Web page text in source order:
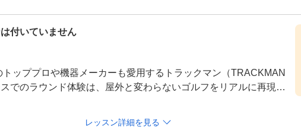
する。
。
必要はありません。24時間営
付いていません
ッププロや機器メーカーも愛用するトラックマン（TRACKMAN
でのラウンド体験は、屋外と変わらないゴルフをリアルに再現し
レッスン詳細を見る